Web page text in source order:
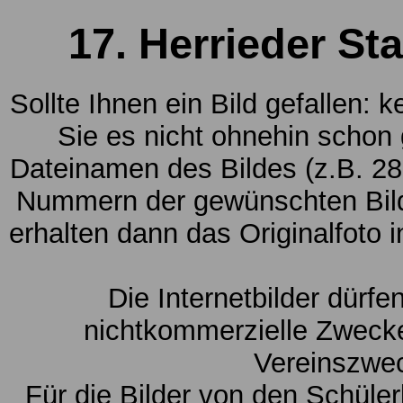
17. Herrieder
Sollte Ihnen ein Bild gefallen:
Sie es nicht ohnehin
Dateinamen des Bildes (z.B.
Nummern der gewünschten
erhalten dann das Originalfoto
Die Internetbilder
nichtkommerzielle
Für die Bilder von den